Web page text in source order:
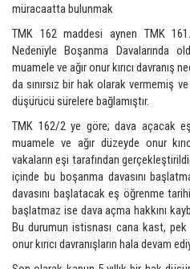
müracaatta bulunmak
TMK 162 maddesi aynen TMK
Nedeniyle Boşanma Davalarında
muamele ve ağır onur kırıcı davranış
da sınırsız bir hak olarak vermemiş
düşürücü sürelere bağlamıştır.
TMK 162/2 ye göre; dava açacak
muamele ve ağır düzeyde onur
vakaların eşi tarafından
içinde bu boşanma davasını
davasını başlatacak eş öğrenme
başlatmaz ise dava açma hakkını
Bu durumun istisnası cana kast,
onur kırıcı davranışların hala devam